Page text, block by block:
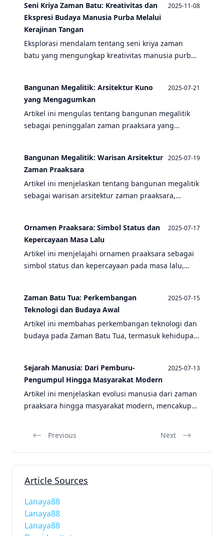
Seni Kriya Zaman Batu: Kreativitas dan
Ekspresi Budaya Manusia Purba Melalui
Kerajinan Tangan
2025-11-08
Eksplorasi mendalam tentang seni kriya zaman
batu yang mengungkap kreativitas manusia purba
pengumpul.
Bangunan Megalitik: Arsitektur Kuno
yang Mengagumkan
2025-07-21
Artikel ini mengulas tentang bangunan megalitik
sebagai peninggalan zaman praaksara yang
Bangunan Megalitik: Warisan Arsitektur
Zaman Praaksara
2025-07-19
Artikel ini menjelaskan tentang bangunan megalitik
sebagai warisan arsitektur zaman praaksara,
Ornamen Praaksara: Simbol Status dan
Kepercayaan Masa Lalu
2025-07-17
Artikel ini menjelajahi ornamen praaksara sebagai
simbol status dan kepercayaan pada masa lalu,
Zaman Batu Tua: Perkembangan
Teknologi dan Budaya Awal
2025-07-15
Artikel ini membahas perkembangan teknologi dan
budaya pada Zaman Batu Tua, termasuk kehidupan
Sejarah Manusia: Dari Pemburu-
Pengumpul Hingga Masyarakat Modern
2025-07-13
Artikel ini menjelaskan evolusi manusia dari zaman
praaksara hingga masyarakat modern, mencakup
Previous Next
Article Sources
Lanaya88
Lanaya88
Lanaya88